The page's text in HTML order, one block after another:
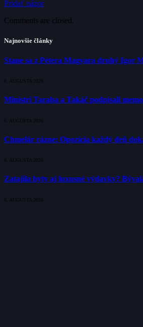
Pridať názor
Comments are closed.
Najnovšie články
Stane sa z Pétera Magyara druhý Igor
6. AUGUSTA 2026
Ministri Taraba a Takáč podpísali
6. AUGUSTA 2026
Chmelár rázne: Opozícia každý deň
6. AUGUSTA 2026
Zatajila byty aj luxusné výdavky?
6. AUGUSTA 2026